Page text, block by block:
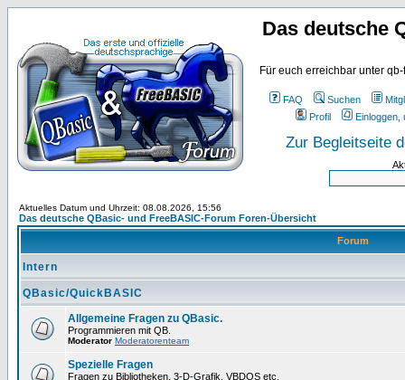
Das deutsche
Für euch erreichbar unter
FAQ Suchen
Profil
Einloggen,
Zur Begleitseite
Aktuelles Datum und Uhrzeit: 08.08.2026, 15:56
Das deutsche QBasic- und FreeBASIC-Forum Foren-Übersicht
Forum
Intern
QBasic/QuickBASIC
Allgemeine Fragen zu QBasic.
Programmieren mit QB.
Moderator Moderatorenteam
Spezielle Fragen
Fragen zu Bibliotheken, 3-D-Grafik, VBDOS etc.